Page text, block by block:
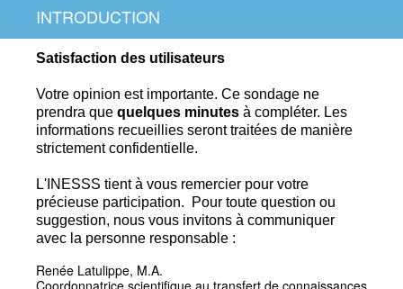
INTRODUCTION
Satisfaction des utilisateurs
Votre opinion est importante. Ce sondage ne
prendra que quelques minutes à compléter. Les
informations recueillies seront traitées de manière
strictement confidentielle.
L'INESSS tient à vous remercier pour votre
précieuse participation.
Pour toute question ou
suggestion, nous vous invitons à communiquer
avec la personne responsable :
Renée Latulippe, M.A.
Coordonnatrice scientifique au transfert de connaissances